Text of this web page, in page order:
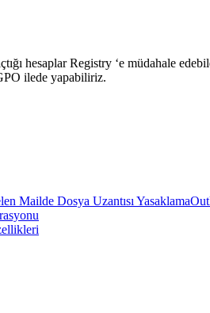
hesaplar Registry ‘e müdahale
ilede yapabiliriz.
Mailde Dosya Uzantısı Yasaklama